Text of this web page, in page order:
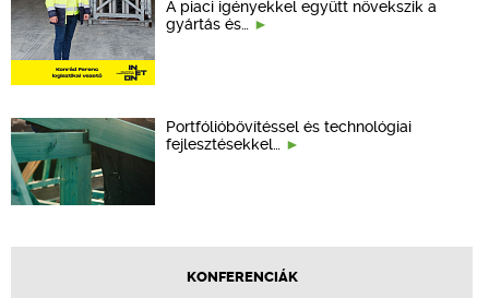
A piaci igényekkel együtt növekszik a
gyártás és…
Portfólióbővítéssel és technológiai
fejlesztésekkel…
KONFERENCIÁK